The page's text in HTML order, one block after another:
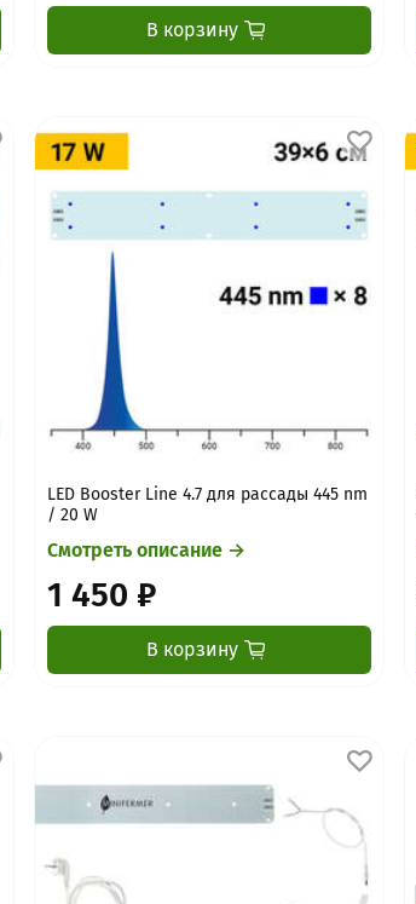
В корзину
LED Booster Line 4.7 для рассады 445 nm
/ 20 W
Смотреть описание →
1 450 ₽
В корзину